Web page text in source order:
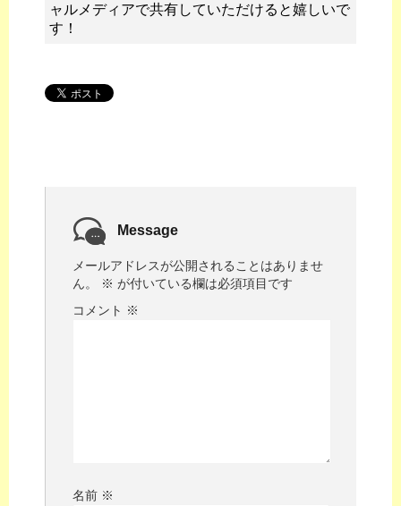
ャルメディアで共有していただけると嬉しいで
す！
Message
メールアドレスが公開されることはありませ
ん。
※ が付いている欄は必須項目です
コメント ※
名前 ※